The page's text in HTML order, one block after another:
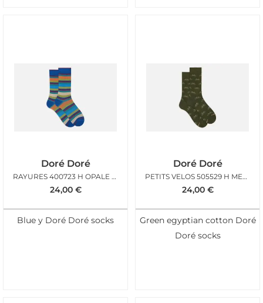
Doré Doré
RAYURES 400723 H OPALE MULTI
24,00 €
Blue y Doré Doré socks
Doré Doré
PETITS VELOS 505529 H MELEZE
24,00 €
Green egyptian cotton Doré
Doré socks